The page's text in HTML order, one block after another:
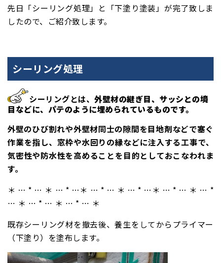
先日「シーリング処理」と「下塗り塗装」が完了致しま
したので、ご紹介致します。
シーリング処理
シーリングとは、 外壁材の継ぎ目、サッシとの境
目などに、パテのように埋められているものです。
外壁のひび割れや外壁材同士の隙間を目地剤などで塞ぐ
作業を指し、窓枠や水回りの縁などに注入する工事で、
気密性や防水性を高めることを目的としておこなわれま
す。
＊ … * … ＊ … * …＊ … * … ＊ … * …＊ … * … ＊ … *
… ＊ … * … ＊ … * … ＊
既存シーリング材を撤去後、養生をしてからプライマー
（下塗り）を塗布します。